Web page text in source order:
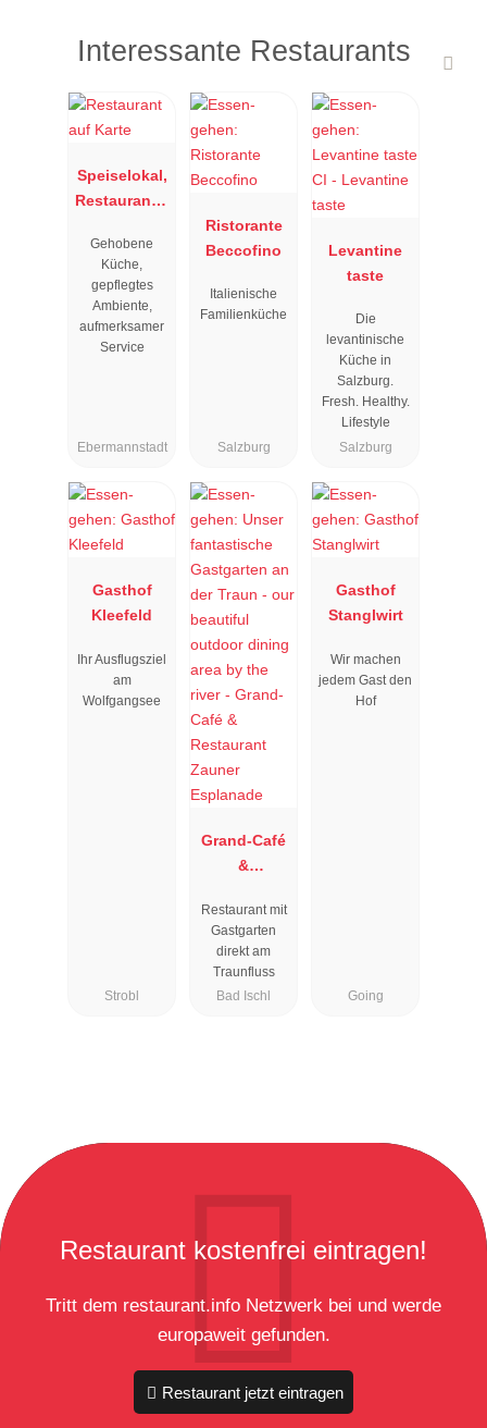
Interessante Restaurants
Speiselokal,
Restaurant "
"
Gehobene
Küche,
gepflegtes
Ambiente,
aufmerksamer
Service
Ebermannstadt
Ristorante
Beccofino
Italienische
Familienküche
Salzburg
Levantine
taste
Die
levantinische
Küche in
Salzburg.
Fresh. Healthy.
Lifestyle
Salzburg
Gasthof
Kleefeld
Ihr Ausflugsziel
am
Wolfgangsee
Strobl
Grand-Café
&
Zauner
Esplanade
Restaurant mit
Gastgarten
direkt am
Traunfluss
Bad Ischl
Gasthof
Stanglwirt
Wir machen
jedem Gast den
Hof
Going
Restaurant kostenfrei eintragen!
Tritt dem restaurant.info Netzwerk bei und werde
europaweit gefunden.
Restaurant jetzt eintragen